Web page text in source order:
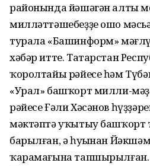
районында йәшәгән алты
милләттәшебеҙҙе ошо
турала «Башинформ»
хәбәр итте. Татарстан
ҡоролтайы рәйесе һәм
«Урал» башҡорт милли-
рәйесе Ғәли Хәсәнов
мәктәптә уҡытыу башҡорт
барылған, ә һуңынан
ҡарамағына тапшырылған.